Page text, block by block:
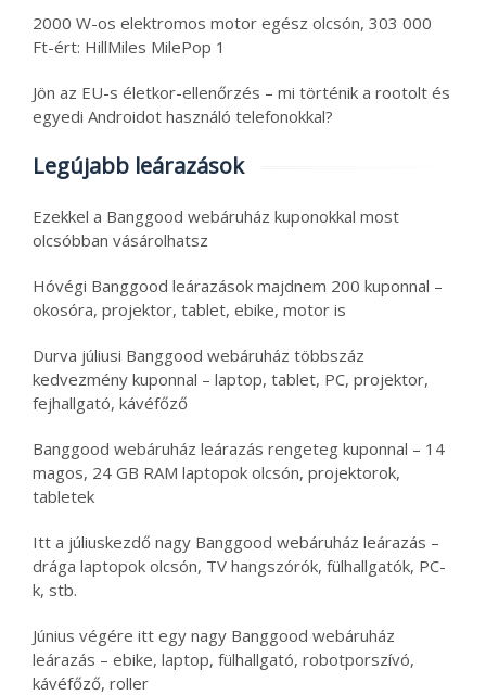
2000 W-os elektromos motor egész olcsón, 303 000
Ft-ért: HillMiles MilePop 1
Jön az EU-s életkor-ellenőrzés – mi történik a rootolt és
egyedi Androidot használó telefonokkal?
Legújabb leárazások
Ezekkel a Banggood webáruház kuponokkal most
olcsóbban vásárolhatsz
Hóvégi Banggood leárazások majdnem 200 kuponnal –
okosóra, projektor, tablet, ebike, motor is
Durva júliusi Banggood webáruház többszáz
kedvezmény kuponnal – laptop, tablet, PC, projektor,
fejhallgató, kávéfőző
Banggood webáruház leárazás rengeteg kuponnal – 14
magos, 24 GB RAM laptopok olcsón, projektorok,
tabletek
Itt a júliuskezdő nagy Banggood webáruház leárazás –
drága laptopok olcsón, TV hangszórók, fülhallgatók, PC-
k, stb.
Június végére itt egy nagy Banggood webáruház
leárazás – ebike, laptop, fülhallgató, robotporszívó,
kávéfőző, roller